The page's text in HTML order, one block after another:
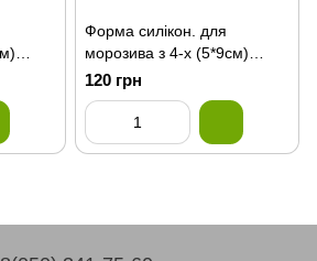
Форма силікон. для
морозива з 4-х (5*9см)
15*26см VT6-20173(100шт)
120 грн